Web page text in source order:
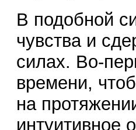
В подобной
чувства и
силах. Во-
времени,
на
интуитивное